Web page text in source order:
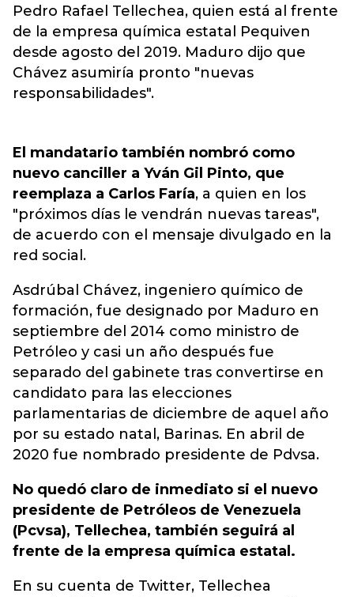
Pedro Rafael Tellechea, quien está al frente
de la empresa química estatal Pequiven
desde agosto del 2019. Maduro dijo que
Chávez asumiría pronto "nuevas
responsabilidades".
El mandatario también nombró como
nuevo canciller a Yván Gil Pinto, que
reemplaza a Carlos Faría, a quien en los
"próximos días le vendrán nuevas tareas",
de acuerdo con el mensaje divulgado en la
red social.
Asdrúbal Chávez, ingeniero químico de
formación, fue designado por Maduro en
septiembre del 2014 como ministro de
Petróleo y casi un año después fue
separado del gabinete tras convertirse en
candidato para las elecciones
parlamentarias de diciembre de aquel año
por su estado natal, Barinas. En abril de
2020 fue nombrado presidente de Pdvsa.
No quedó claro de inmediato si el nuevo
presidente de Petróleos de Venezuela
(Pcvsa), Tellechea, también seguirá al
frente de la empresa química estatal.
En su cuenta de Twitter, Tellechea